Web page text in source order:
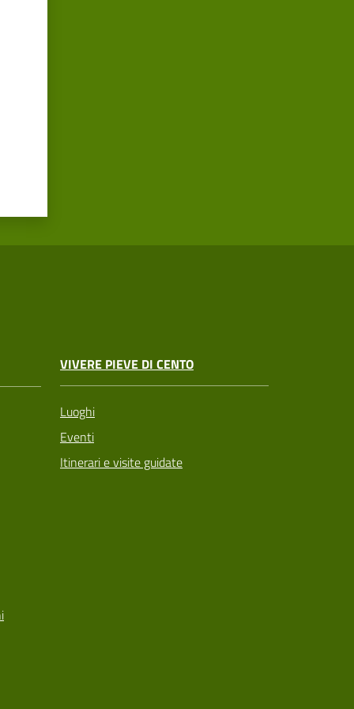
VIVERE PIEVE DI CENTO
Luoghi
Eventi
Itinerari e visite guidate